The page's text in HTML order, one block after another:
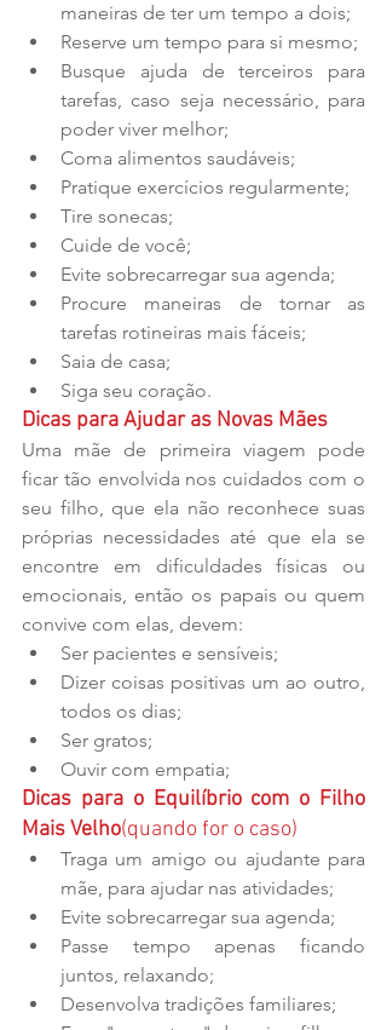
maneiras de ter um tempo a dois;
Busque ajuda de terceiros para
tarefas, caso seja necessário, para
poder viver melhor;
Coma alimentos saudáveis;
Pratique exercícios regularmente;
Tire sonecas;
Cuide de você;
Evite sobrecarregar sua agenda;
Procure maneiras de tornar as
tarefas rotineiras mais fáceis;
Saia de casa;
Siga seu coração.
Dicas para Ajudar as Novas Mães
Uma mãe de primeira viagem pode
ficar tão envolvida nos cuidados com o
seu filho, que ela não reconhece suas
próprias necessidades até que ela se
encontre em dificuldades físicas ou
emocionais, então os papais ou quem
convive com elas, devem:
Ser pacientes e sensíveis;
Dizer coisas positivas um ao outro,
todos os dias;
Ser gratos;
Ouvir com empatia;
Dicas para o Equilíbrio com o Filho
Mais Velho(quando for o caso)
Traga um amigo ou ajudante para
mãe, para ajudar nas atividades;
Evite sobrecarregar sua agenda;
Passe tempo apenas ficando
juntos, relaxando;
Desenvolva tradições familiares;